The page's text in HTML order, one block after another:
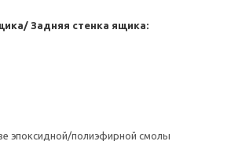
Задняя стенка ящика:
эпоксидной/полиэфирной смолы